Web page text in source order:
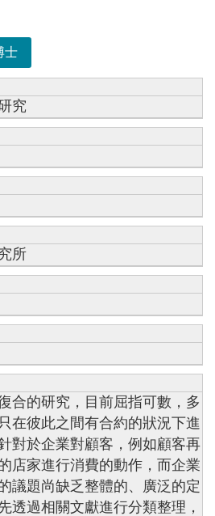
士
究
所
合的研究，目前屈指可數，多
在彼此之間有合約的狀況下進
對於企業對顧客，例如顧客再
店家進行消費的動作，而企業
議題尚缺乏整體的、廣泛的定
透過相關文獻進行分類整理，